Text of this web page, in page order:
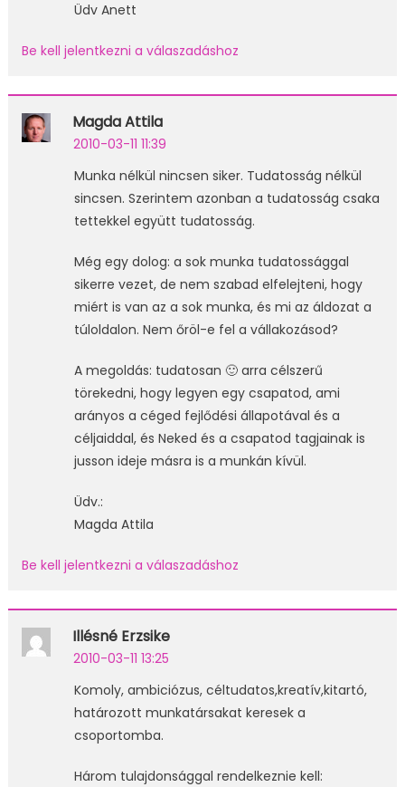
Üdv Anett
Be kell jelentkezni a válaszadáshoz
Magda Attila
2010-03-11 11:39
Munka nélkül nincsen siker. Tudatosság nélkül
sincsen. Szerintem azonban a tudatosság csaka
tettekkel együtt tudatosság.
Még egy dolog: a sok munka tudatossággal
sikerre vezet, de nem szabad elfelejteni, hogy
miért is van az a sok munka, és mi az áldozat a
túloldalon. Nem őröl-e fel a vállakozásod?
A megoldás: tudatosan 🙂 arra célszerű
törekedni, hogy legyen egy csapatod, ami
arányos a céged fejlődési állapotával és a
céljaiddal, és Neked és a csapatod tagjainak is
jusson ideje másra is a munkán kívül.
Üdv.:
Magda Attila
Be kell jelentkezni a válaszadáshoz
Illésné Erzsike
2010-03-11 13:25
Komoly, ambiciózus, céltudatos,kreatív,kitartó,
határozott munkatársakat keresek a
csoportomba.
Három tulajdonsággal rendelkeznie kell: